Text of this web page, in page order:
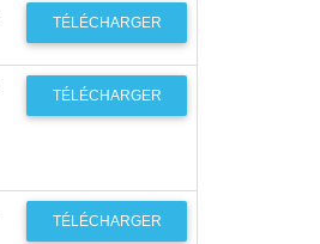
TÉLÉCHARGER
TÉLÉCHARGER
TÉLÉCHARGER